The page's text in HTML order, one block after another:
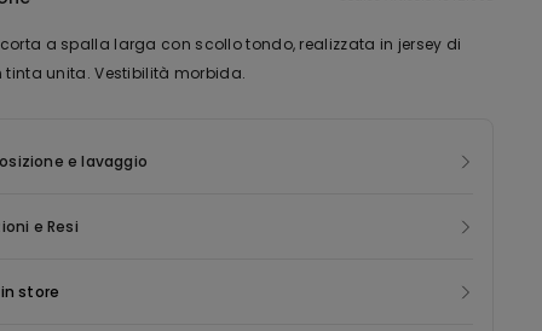
a spalla larga con scollo tondo, realizzata in jersey di
tinta unita. Vestibilità morbida.
e lavaggio
e Resi
store